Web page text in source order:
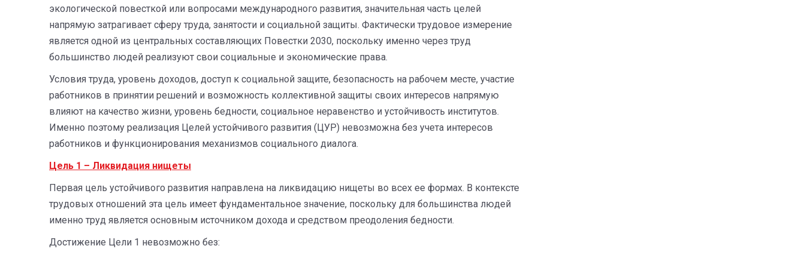
экологической повесткой или вопросами международного развития, значительная часть целей
напрямую затрагивает сферу труда, занятости и социальной защиты. Фактически трудовое измерение
является одной из центральных составляющих Повестки 2030, поскольку именно через труд
большинство людей реализуют свои социальные и экономические права.
Условия труда, уровень доходов, доступ к социальной защите, безопасность на рабочем месте, участие
работников в принятии решений и возможность коллективной защиты своих интересов напрямую
влияют на качество жизни, уровень бедности, социальное неравенство и устойчивость институтов.
Именно поэтому реализация Целей устойчивого развития (ЦУР) невозможна без учета интересов
работников и функционирования механизмов социального диалога.
Цель 1 – Ликвидация нищеты
Первая цель устойчивого развития направлена на ликвидацию нищеты во всех ее формах. В контексте
трудовых отношений эта цель имеет фундаментальное значение, поскольку для большинства людей
именно труд является основным источником дохода и средством преодоления бедности.
Достижение Цели 1 невозможно без: